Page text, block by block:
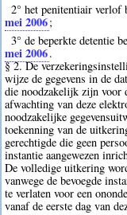
2° het penitentiair verlof
mei 2006;
3° de beperkte detentie
mei 2006.
§ 2. De
wijze de gegevens in de
die noodzakelijk zijn voor
afwachting van deze
noodzakelijke
toekenning van de
gerechtigde die geen
instantie aangewezen
De volledige uitkering
vanwege de bevoegde
te verlaten voor een
vanaf de eerste dag van